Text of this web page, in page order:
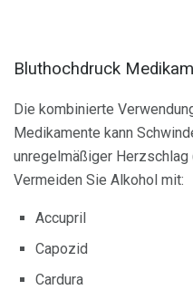
Bluthochdruck
Die kombinierte
Medikamente kann
unregelmäßiger Herzschlag
Vermeiden Sie Alkohol mit:
Accupril
Capozid
Cardura